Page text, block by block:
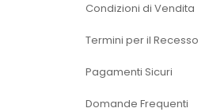
Condizioni di Vendita
Termini per il Recesso
Pagamenti Sicuri
Domande Frequenti